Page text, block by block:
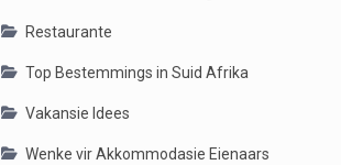
Restaurante
Top Bestemmings in Suid Afrika
Vakansie Idees
Wenke vir Akkommodasie Eienaars